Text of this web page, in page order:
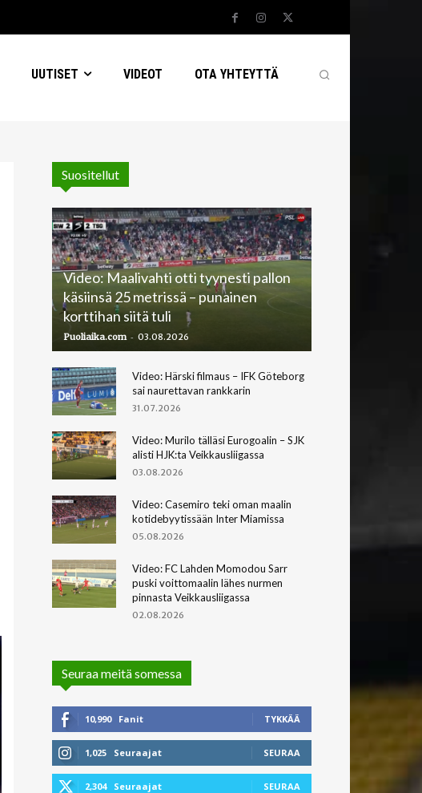
UUTISET VIDEOT OTA YHTEYTTÄ
Suositellut
Video: Maalivahti otti tyynesti pallon
käsiinsä 25 metrissä – punainen
korttihan siitä tuli
Puoliaika.com - 03.08.2026
Video: Härski filmaus – IFK Göteborg
sai naurettavan rankkarin
31.07.2026
Video: Murilo tälläsi Eurogoalin – SJK
alisti HJK:ta Veikkausliigassa
03.08.2026
Video: Casemiro teki oman maalin
kotidebyytissään Inter Miamissa
05.08.2026
Video: FC Lahden Momodou Sarr
puski voittomaalin lähes nurmen
pinnasta Veikkausliigassa
02.08.2026
Seuraa meitä somessa
10,990 Fanit TYKKÄÄ
1,025 Seuraajat SEURAA
2,304 Seuraajat SEURAA